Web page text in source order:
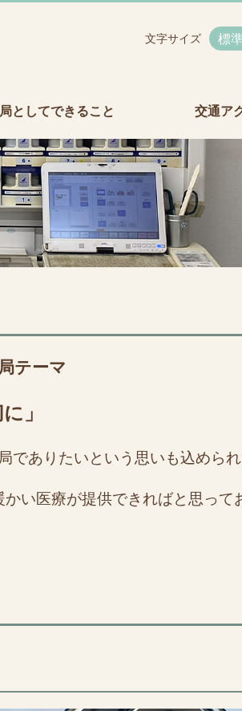
としてできること 交通ア
文字サイズ 標準
テーマ
」
ありたいという思いも込められ
い医療が提供できればと思って